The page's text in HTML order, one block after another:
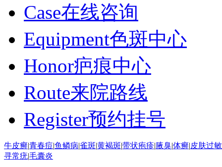
Case在线咨询
Equipment色斑中心
Honor疤痕中心
Route来院路线
Register预约挂号
牛皮癣|青春痘|鱼鳞病|雀斑|黄褐斑|带状疱疹|腋臭|体癣|皮肤过敏
寻常疣|毛囊炎